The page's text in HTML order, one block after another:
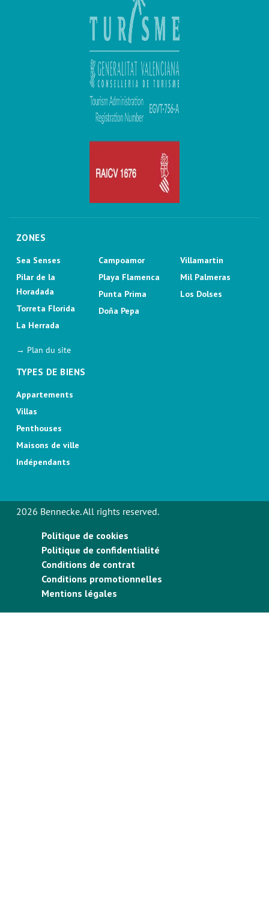
ZONES
Sea Senses
Pilar de la
Horadada
Torreta Florida
La Herrada
Campoamor
Playa Flamenca
Punta Prima
Doña Pepa
Villamartin
Mil Palmeras
Los Dolses
→ Plan du site
TYPES DE BIENS
Appartements
Villas
Penthouses
Maisons de ville
Indépendants
2026 Bennecke. All rights reserved.
Politique de cookies
Politique de confidentialité
Conditions de contrat
Conditions promotionnelles
Mentions légales